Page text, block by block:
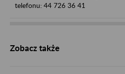
telefonu: 44 726 36 41
Zobacz także